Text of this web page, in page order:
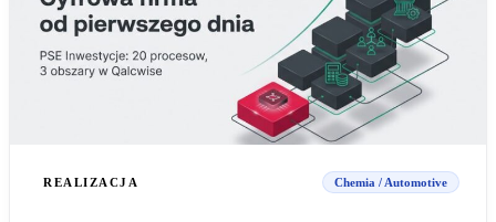
REALIZACJA Chemia / Automotive